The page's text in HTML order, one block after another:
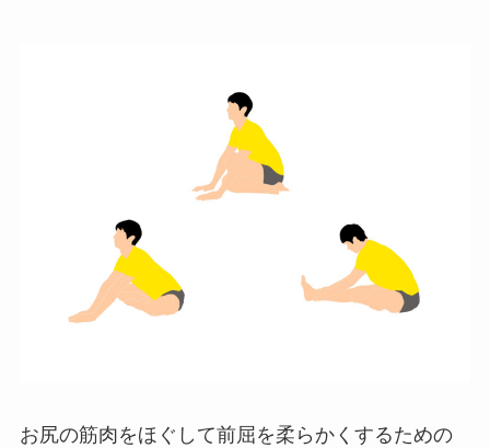
お尻の筋肉をほぐして前屈を柔らかくするための